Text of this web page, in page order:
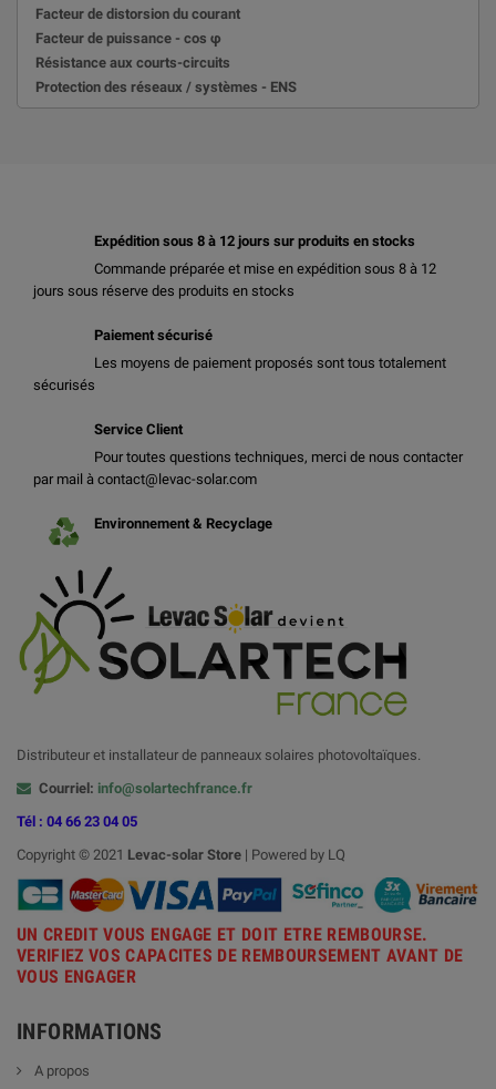
Facteur de distorsion du courant
Facteur de puissance - cos φ
Résistance aux courts-circuits
Protection des réseaux / systèmes - ENS
Expédition sous 8 à 12 jours sur produits en stocks
Commande préparée et mise en expédition sous 8 à 12
jours sous réserve des produits en stocks
Paiement sécurisé
Les moyens de paiement proposés sont tous totalement
sécurisés
Service Client
Pour toutes questions techniques, merci de nous contacter
par mail à contact@levac-solar.com
Environnement & Recyclage
Distributeur et installateur de panneaux solaires photovoltaïques.
Courriel: info@solartechfrance.fr
Tél : 04 66 23 04 05
Copyright © 2021 Levac-solar Store | Powered by LQ
UN CREDIT VOUS ENGAGE ET DOIT ETRE REMBOURSE.
VERIFIEZ VOS CAPACITES DE REMBOURSEMENT AVANT DE
VOUS ENGAGER
INFORMATIONS
A propos